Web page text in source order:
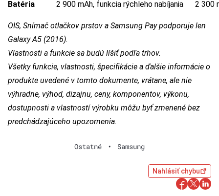
Batéria 2 900 mAh, funkcia rýchleho nabíjania 2 300
OIS, Snímač otlačkov prstov a Samsung Pay podporuje len
Galaxy A5 (2016).
Vlastnosti a funkcie sa budú líšiť podľa trhov.
Všetky funkcie, vlastnosti, špecifikácie a ďalšie informácie o
produkte uvedené v tomto dokumente, vrátane, ale nie
výhradne, výhod, dizajnu, ceny, komponentov, výkonu,
dostupnosti a vlastností výrobku môžu byť zmenené bez
predchádzajúceho upozornenia.
Ostatné • Samsung
Nahlásiť chybu